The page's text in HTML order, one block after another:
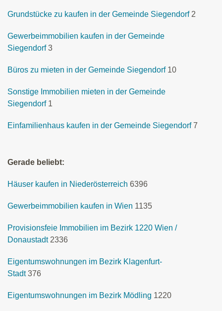
Grundstücke zu kaufen in der Gemeinde Siegendorf 2
Gewerbeimmobilien kaufen in der Gemeinde
Siegendorf 3
Büros zu mieten in der Gemeinde Siegendorf 10
Sonstige Immobilien mieten in der Gemeinde
Siegendorf 1
Einfamilienhaus kaufen in der Gemeinde Siegendorf 7
Gerade beliebt:
Häuser kaufen in Niederösterreich 6396
Gewerbeimmobilien kaufen in Wien 1135
Provisionsfeie Immobilien im Bezirk 1220 Wien /
Donaustadt 2336
Eigentumswohnungen im Bezirk Klagenfurt-
Stadt 376
Eigentumswohnungen im Bezirk Mödling 1220